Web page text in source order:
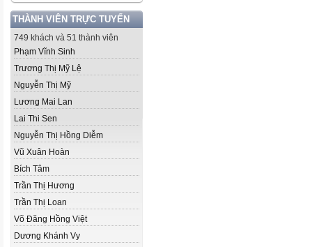
THÀNH VIÊN TRỰC TUYẾN
749 khách và 51 thành viên
Phạm Vĩnh Sinh
Trương Thị Mỹ Lệ
Nguyễn Thị Mỹ
Lương Mai Lan
Lai Thi Sen
Nguyễn Thị Hồng Diễm
Vũ Xuân Hoàn
Bích Tâm
Trần Thị Hương
Trần Thị Loan
Võ Đăng Hồng Việt
Dương Khánh Vy